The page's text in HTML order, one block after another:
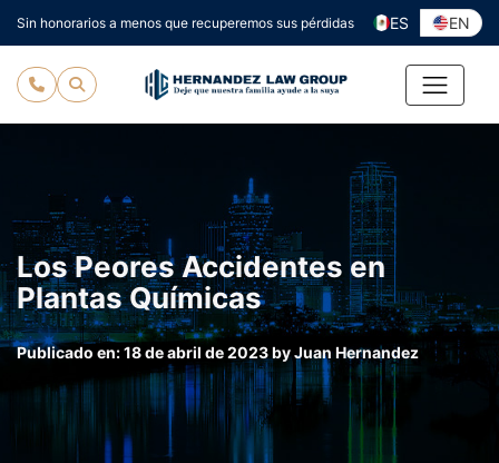
al
contenido
Sin honorarios a menos que recuperemos sus pérdidas ES EN
Los Peores Accidentes en
Plantas Químicas
Publicado en:18 de abril de 2023byJuan Hernandez